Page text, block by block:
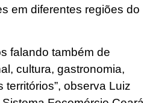
em diferentes regiões do
falando também de
cultura, gastronomia,
observa Luiz